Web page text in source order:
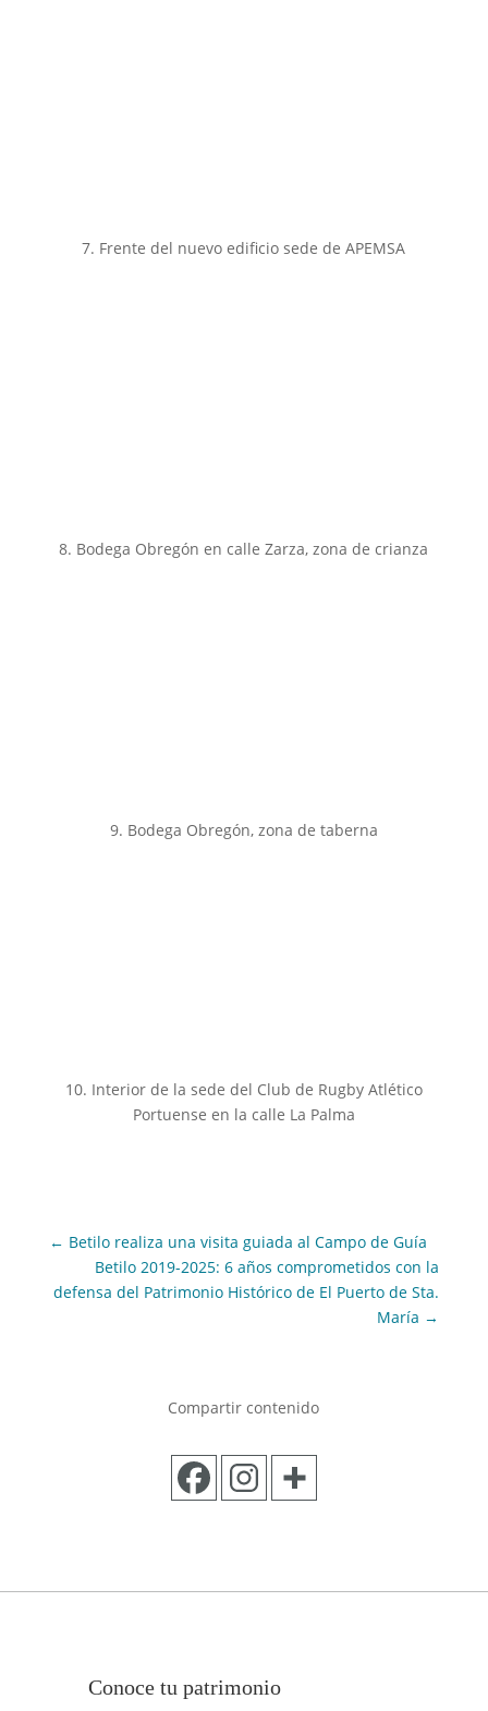
7. Frente del nuevo edificio sede de APEMSA
8. Bodega Obregón en calle Zarza, zona de crianza
9. Bodega Obregón, zona de taberna
10. Interior de la sede del Club de Rugby Atlético
Portuense en la calle La Palma
← Betilo realiza una visita guiada al Campo de Guía
Betilo 2019-2025: 6 años comprometidos con la
defensa del Patrimonio Histórico de El Puerto de Sta.
María →
Compartir contenido
Conoce tu patrimonio